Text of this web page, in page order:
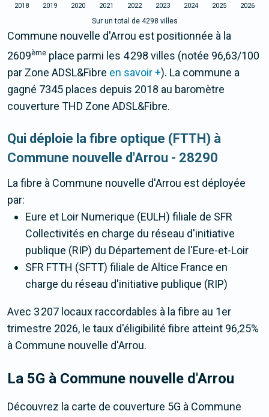
2018 2019 2020 2021 2022 2023 2024 2025 2026
Sur un total de 4298 villes
Commune nouvelle d'Arrou est positionnée à la
2609ème place parmi les 4 298 villes (notée 96,63/100
par Zone ADSL&Fibre en savoir +). La commune a
gagné 7345 places depuis 2018 au baromètre
couverture THD Zone ADSL&Fibre.
Qui déploie la fibre optique (FTTH) à
Commune nouvelle d'Arrou - 28290
La fibre à Commune nouvelle d'Arrou est déployée
par:
Eure et Loir Numerique (EULH) filiale de SFR
Collectivités en charge du réseau d'initiative
publique (RIP) du Département de l'Eure-et-Loir
SFR FTTH (SFTT) filiale de Altice France en
charge du réseau d'initiative publique (RIP)
Avec 3 207 locaux raccordables à la fibre au 1er
trimestre 2026, le taux d'éligibilité fibre atteint 96,25%
à Commune nouvelle d'Arrou.
La 5G à Commune nouvelle d'Arrou
Découvrez la carte de couverture 5G à Commune